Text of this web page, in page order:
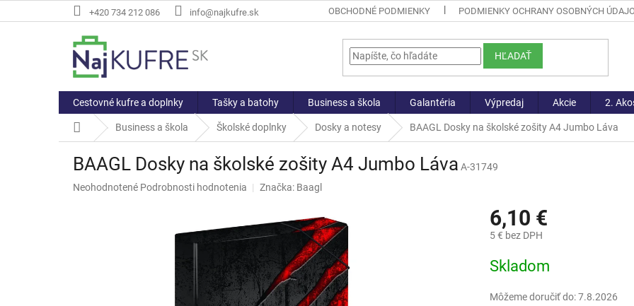
na
+420 734 212 086 info@najkufre.sk OBCHODNÉ PODMIENKY PODMIENKY OCHRANY OSOBNÝCH
HĽADAŤ
Cestovné kufre a doplnky Tašky a batohy Business a škola Galantéria Výpredaj Akcie 2.
DomovBusiness a škola Školské doplnky Dosky a notesy BAAGL Dosky na školské zošity A4 Jumbo Láva
BAAGL Dosky na školské zošity A4 Jumbo Láva A-31749
Priemerné
Neohodnotené Podrobnosti hodnotenia Značka: Baagl
6,10 €
5 € bez DPH
cena:
Skladom
Môžeme doručiť do:7.8.2026